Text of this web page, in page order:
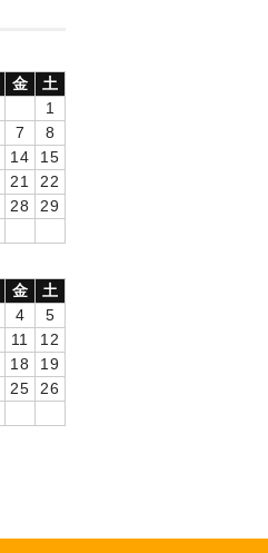
金
土
1
7
8
14
15
21
22
28
29
金
土
4
5
11
12
18
19
25
26